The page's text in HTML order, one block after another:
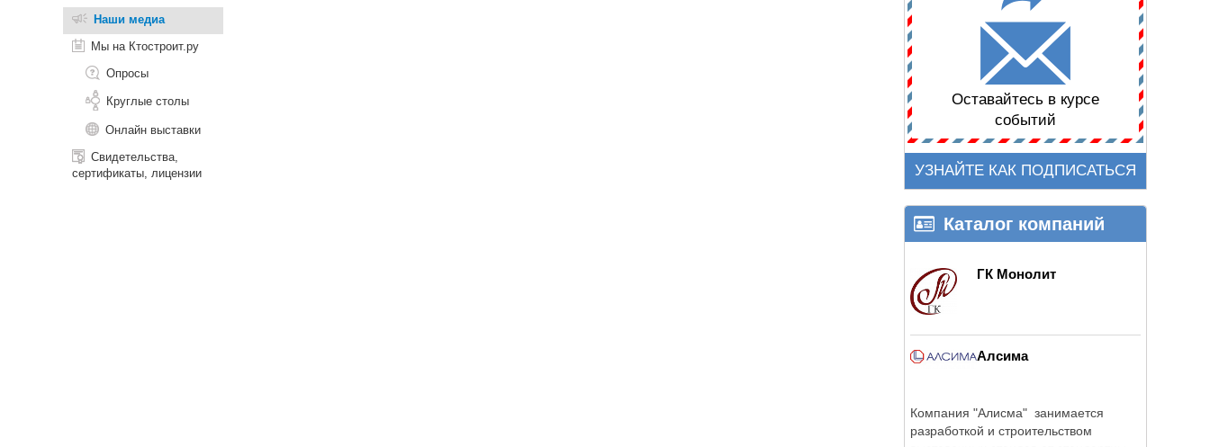
Наши медиа
Мы на Ктостроит.ру
Опросы
Круглые столы
Онлайн выставки
Свидетельства,
сертификаты, лицензии
Оставайтесь в курсе
событий
УЗНАЙТЕ КАК ПОДПИСАТЬСЯ
Каталог компаний
ГК Монолит
Алсима
Компания "Алисма" занимается
разработкой и строительством